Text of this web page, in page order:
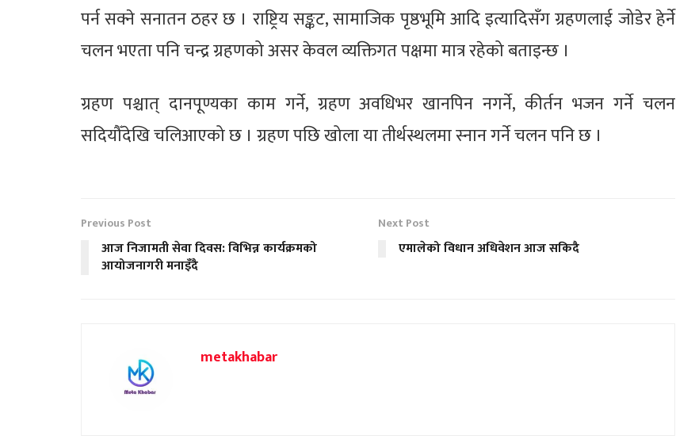
पर्न सक्ने सनातन ठहर छ । राष्ट्रिय सङ्कट, सामाजिक पृष्ठभूमि आदि इत्यादिसँग ग्रहणलाई जोडेर हेर्ने
चलन भएता पनि चन्द्र ग्रहणको असर केवल व्यक्तिगत पक्षमा मात्र रहेको बताइन्छ ।
ग्रहण पश्चात् दानपूण्यका काम गर्ने, ग्रहण अवधिभर खानपिन नगर्ने, कीर्तन भजन गर्ने चलन
सदियौँदेखि चलिआएको छ । ग्रहण पछि खोला या तीर्थस्थलमा स्नान गर्ने चलन पनि छ ।
Previous Post
आज निजामती सेवा दिवस: विभिन्न कार्यक्रमको
आयोजनागरी मनाइँदै
Next Post
एमालेको विधान अधिवेशन आज सकिदै
metakhabar